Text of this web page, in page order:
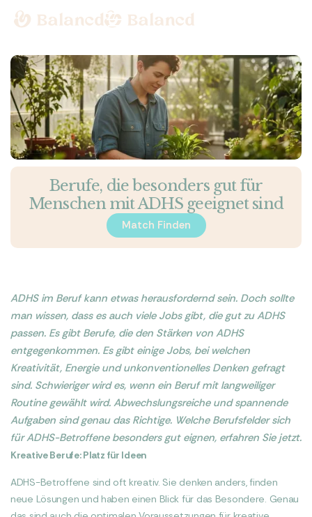
Berufe, die besonders gut für
Menschen mit ADHS geeignet sind
Match Finden
Match Finden
ADHS im Beruf kann etwas herausfordernd sein. Doch sollte
man wissen, dass es auch viele Jobs gibt, die gut zu ADHS
passen. Es gibt Berufe, die den Stärken von ADHS
entgegenkommen. Es gibt einige Jobs, bei welchen
Kreativität, Energie und unkonventionelles Denken gefragt
sind. Schwieriger wird es, wenn ein Beruf mit langweiliger
Routine gewählt wird. Abwechslungsreiche und spannende
Aufgaben sind genau das Richtige. Welche Berufsfelder sich
für ADHS-Betroffene besonders gut eignen, erfahren Sie jetzt.
Kreative Berufe: Platz für Ideen
ADHS-Betroffene sind oft kreativ. Sie denken anders, finden
neue Lösungen und haben einen Blick für das Besondere. Genau